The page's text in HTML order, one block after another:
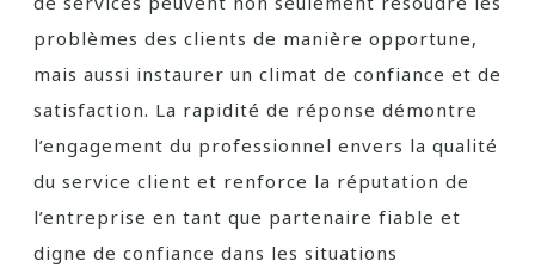
problèmes des clients de manière opportune,
mais aussi instaurer un climat de confiance et de
satisfaction. La rapidité de réponse démontre
l’engagement du professionnel envers la qualité
du service client et renforce la réputation de
l’entreprise en tant que partenaire fiable et
digne de confiance dans les situations